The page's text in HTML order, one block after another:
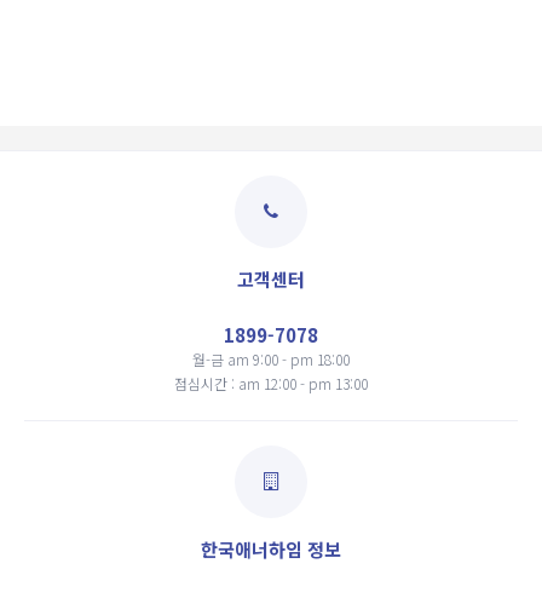
고객센터
1899-7078
월-금 am 9:00 - pm 18:00
점심시간 : am 12:00 - pm 13:00
한국애너하임 정보